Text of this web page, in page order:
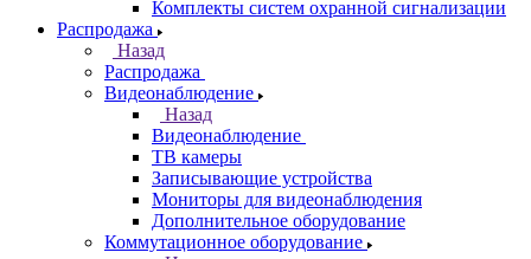
Комплекты систем охранной сигнализации
Распродажа
Назад
Распродажа
Видеонаблюдение
Назад
Видеонаблюдение
ТВ камеры
Записывающие устройства
Мониторы для видеонаблюдения
Дополнительное оборудование
Коммутационное оборудование